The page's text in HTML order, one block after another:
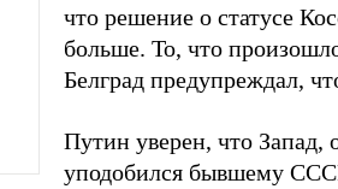
что решение о статусе
больше. То, что
Белград предупреждал,
Путин уверен, что Запад,
уподобился бывшему